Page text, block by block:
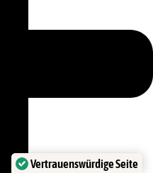
Vertrauenswürdige Seite